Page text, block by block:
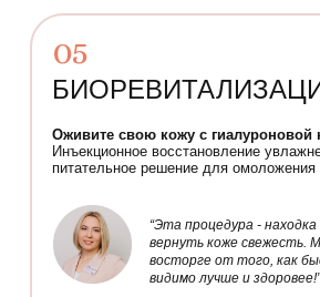
Оживите свою кожу с гиалуроновой
Инъекционное восстановление
питательное решение для омоложения
05
“Эта процедура -
вернуть коже свежесть.
восторге от того, как
видимо лучше и здоровее!”